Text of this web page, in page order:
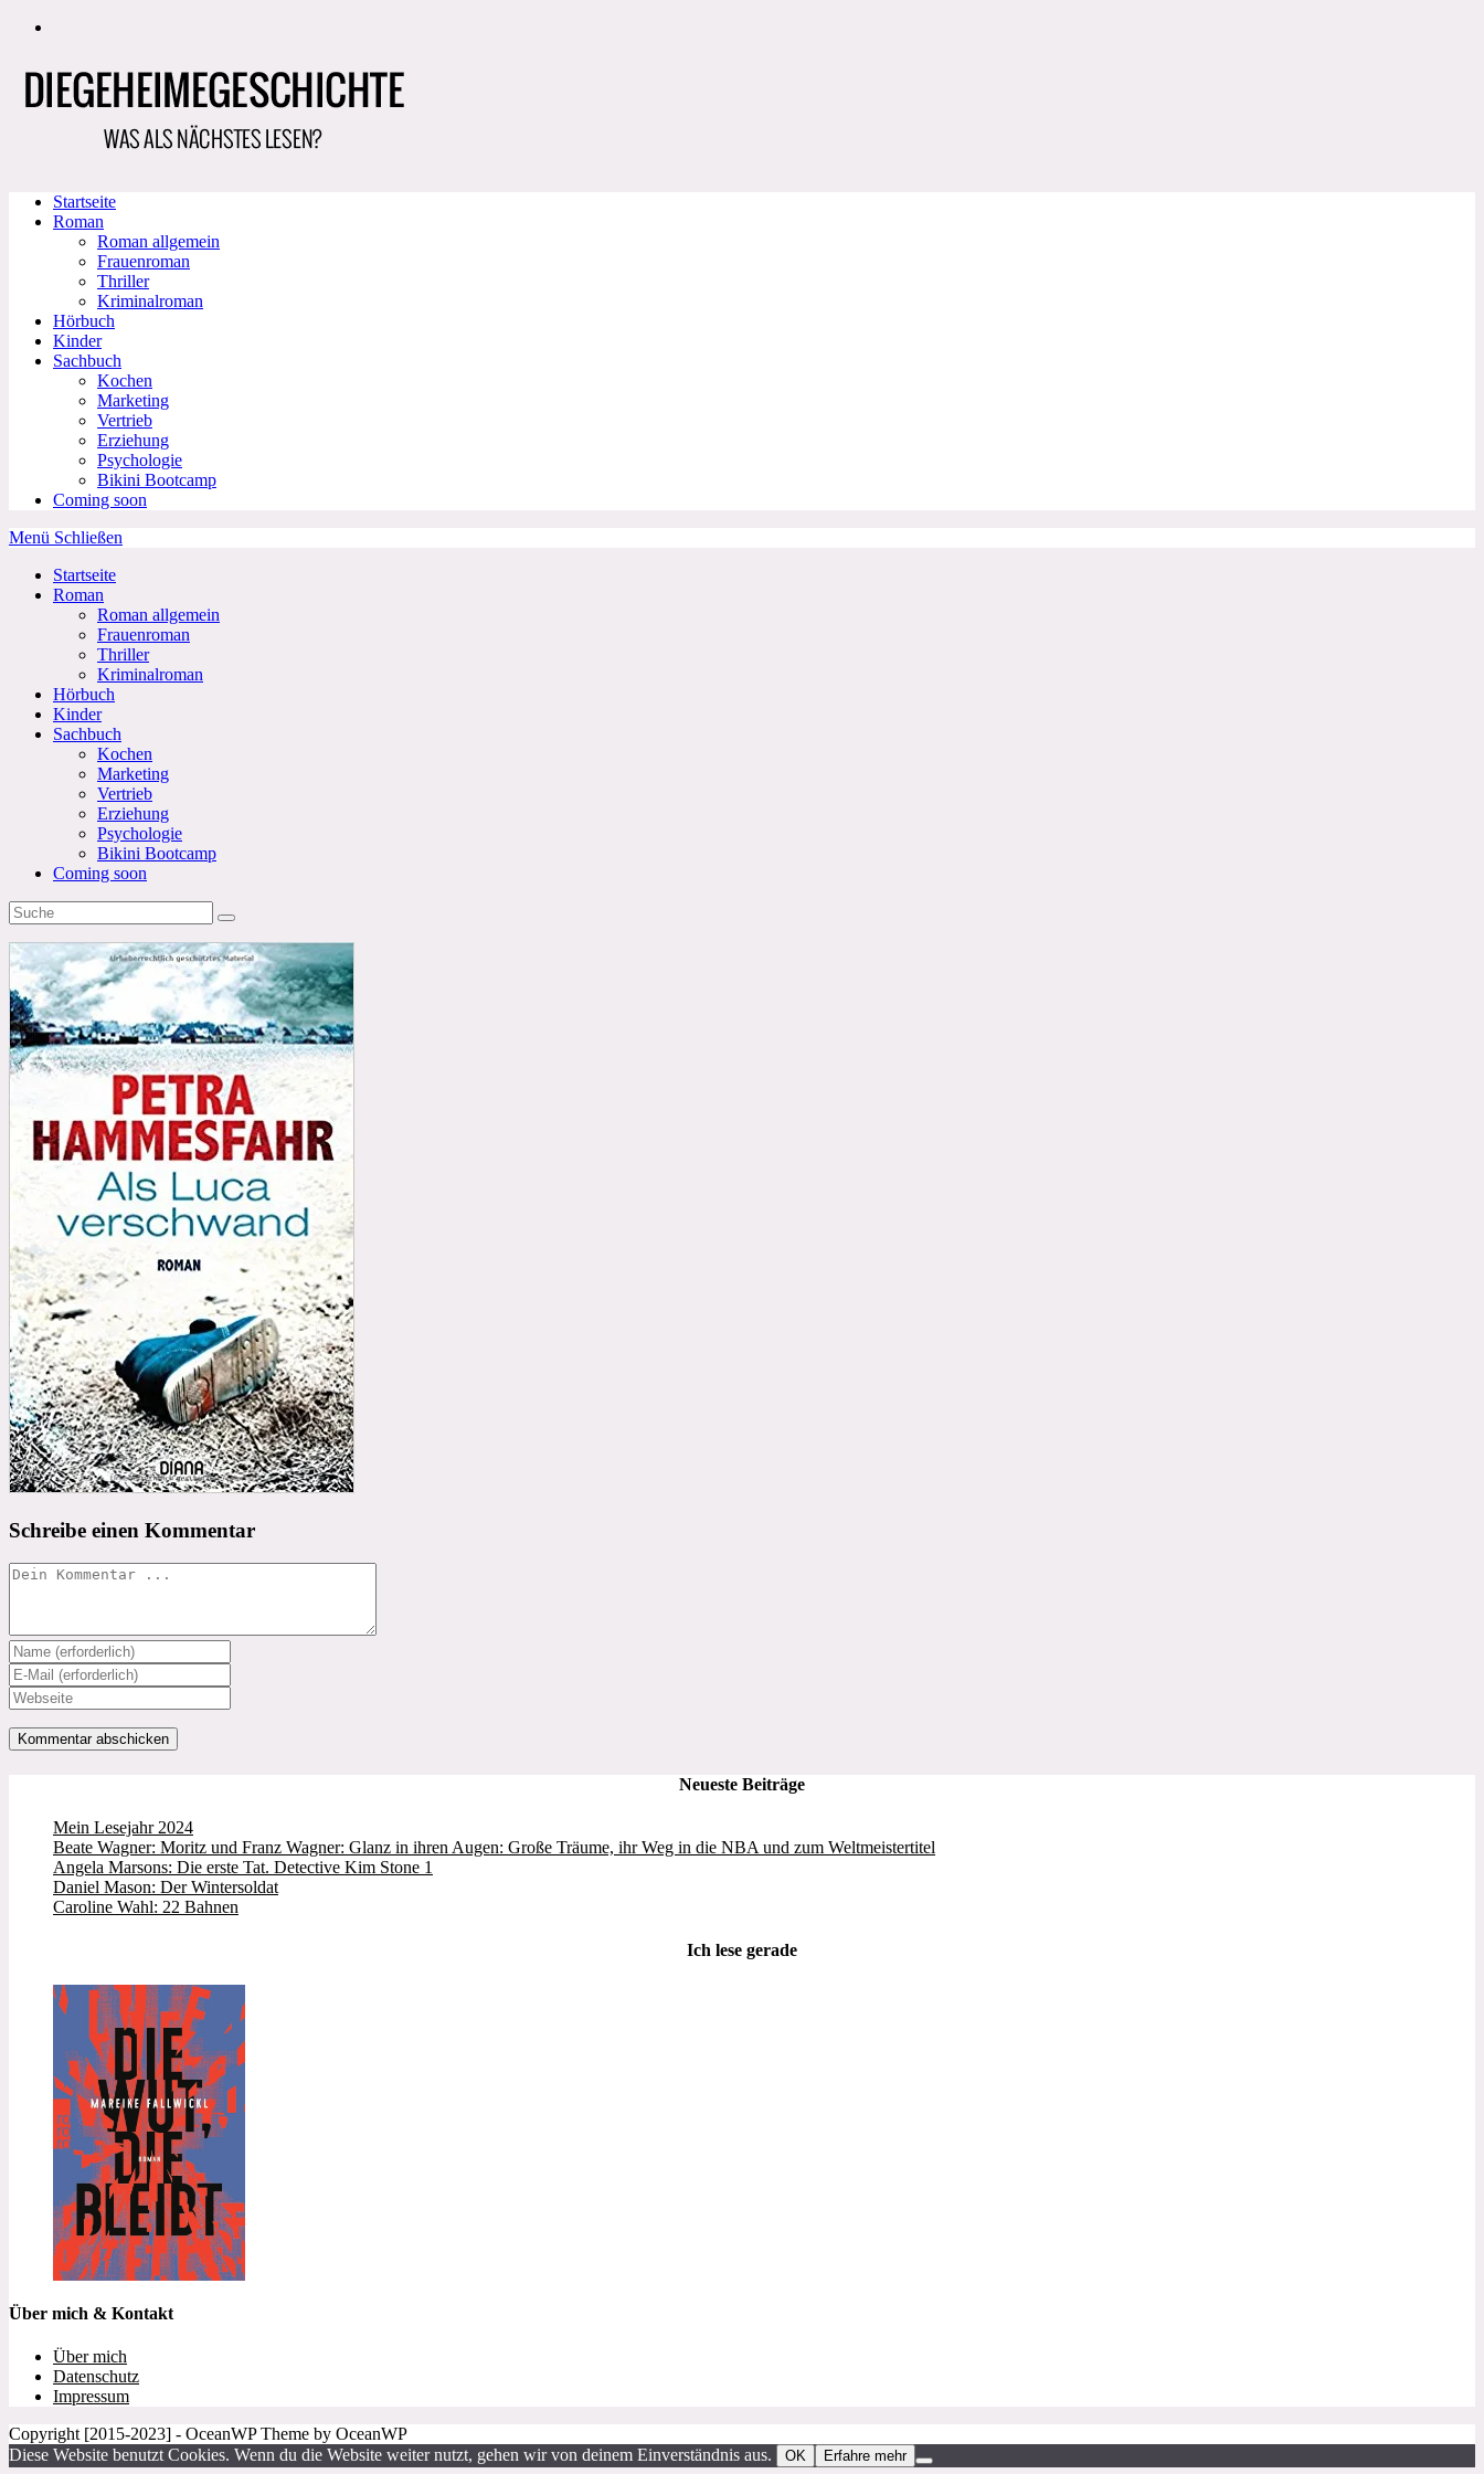
Zum
Startseite
Roman
Roman allgemein
Frauenroman
Thriller
Kriminalroman
Hörbuch
Kinder
Sachbuch
Kochen
Marketing
Vertrieb
Erziehung
Psychologie
Bikini Bootcamp
Coming soon
Menü Schließen
Startseite
Roman
Roman allgemein
Frauenroman
Thriller
Kriminalroman
Hörbuch
Kinder
Sachbuch
Kochen
Marketing
Vertrieb
Erziehung
Psychologie
Bikini Bootcamp
Coming soon
Schreibe einen Kommentar
Kommentieren
Gib
deinen
Namen
oder
Benutzernamen
zum
Gib
deine
E-
Mail-
Adresse
Gib
deine
Website-
URL
Neueste Beiträge
Mein Lesejahr 2024
Beate Wagner: Moritz und Franz Wagner: Glanz in ihren Augen: Große Träume, ihr Weg in die NBA und zum Weltmeistertitel
Angela Marsons: Die erste Tat. Detective Kim Stone 1
Daniel Mason: Der Wintersoldat
Caroline Wahl: 22 Bahnen
Ich lese gerade
Über mich & Kontakt
Über mich
Datenschutz
Impressum
Copyright [2015-2023] - OceanWP Theme by OceanWP
Diese Website benutzt Cookies. Wenn du die Website weiter nutzt, gehen wir von deinem Einverständnis aus.
OK Erfahre mehr